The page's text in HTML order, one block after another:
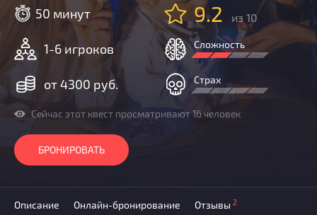
Как подсчитываются рейтинги
Новости
Партнерам
50 минут
1-6 игроков
от 4300 руб.
9.2 из 10
Сложность
Страх
Сейчас этот квест просматривают 16 человек
БРОНИРОВАТЬ
Описание Онлайн-бронирование Отзывы 2